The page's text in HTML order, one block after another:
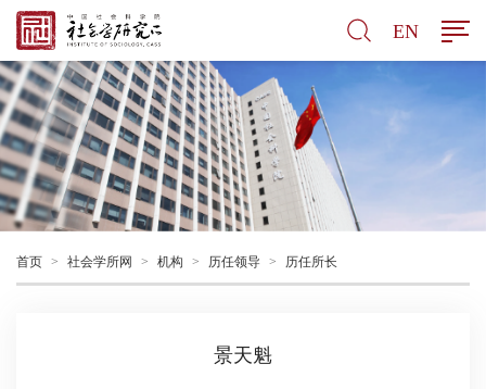
EN
首页 > 社会学所网 > 机构 > 历任领导 > 历任所长
景天魁